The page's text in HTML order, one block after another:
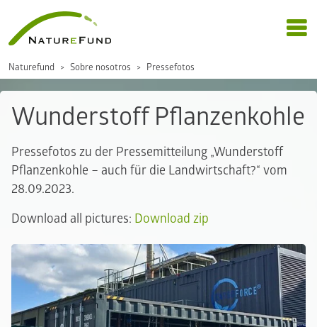
Naturefund Sobre nosotros Pressefotos
Wunderstoff Pflanzenkohle
Pressefotos zu der Pressemitteilung „Wunderstoff
Pflanzenkohle – auch für die Landwirtschaft?“ vom
28.09.2023.
Download all pictures: Download zip